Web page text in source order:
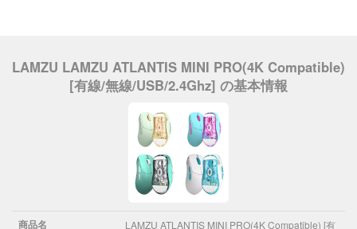
LAMZU LAMZU ATLANTIS MINI PRO(4K Compatible)
[有線/無線/USB/2.4Ghz] の基本情報
商品名 LAMZU ATLANTIS MINI PRO(4K Compatible) [有